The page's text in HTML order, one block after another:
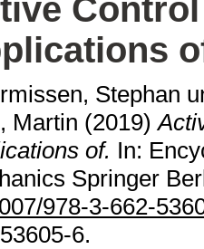
Stephan
Martin (2019)
of. In:
Springer
978-3-662-
6.